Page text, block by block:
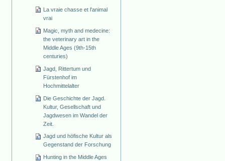
La vraie chasse et l'animal
vrai
Magic, myth and medecine:
the veterinary art in the
Middle Ages (9th-15th
centuries)
Jagd, Rittertum und
Fürstenhof im
Hochmittelalter
Die Geschichte der Jagd.
Kultur, Gesellschaft und
Jagdwesen im Wandel der
Zeit.
Jagd und höfische Kultur als
Gegenstand der Forschung
Hunting in the Middle Ages